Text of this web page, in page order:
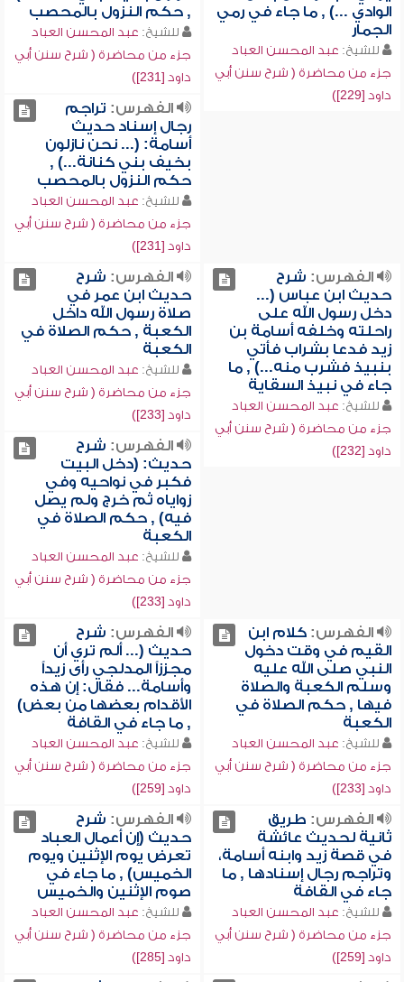
الوادي ...) , ما جاء في رمي
الجمار
للشيخ: عبد المحسن العباد
جزء من محاضرة ( شرح سنن أبي
داود [229])
, حكم النزول بالمحصب
للشيخ: عبد المحسن العباد
جزء من محاضرة ( شرح سنن أبي
داود [231])
الفهرس: تراجم
رجال إسناد حديث
أسامة: (... نحن نازلون
بخيف بني كنانة...) ,
حكم النزول بالمحصب
للشيخ: عبد المحسن العباد
جزء من محاضرة ( شرح سنن أبي
داود [231])
الفهرس: شرح
حديث ابن عباس (...
دخل رسول الله على
راحلته وخلفه أسامة بن
زيد فدعا بشراب فأتي
بنبيذ فشرب منه...) , ما
جاء في نبيذ السقاية
للشيخ: عبد المحسن العباد
جزء من محاضرة ( شرح سنن أبي
داود [232])
الفهرس: شرح
حديث ابن عمر في
صلاة رسول الله داخل
الكعبة , حكم الصلاة في
الكعبة
للشيخ: عبد المحسن العباد
جزء من محاضرة ( شرح سنن أبي
داود [233])
الفهرس: شرح
حديث: (دخل البيت
فكبر في نواحيه وفي
زواياه ثم خرج ولم يصل
فيه) , حكم الصلاة في
الكعبة
للشيخ: عبد المحسن العباد
جزء من محاضرة ( شرح سنن أبي
داود [233])
الفهرس:كلام ابن
القيم في وقت دخول
النبي صلى الله عليه
وسلم الكعبة والصلاة
فيها , حكم الصلاة في
الكعبة
للشيخ: عبد المحسن العباد
جزء من محاضرة ( شرح سنن أبي
داود [233])
الفهرس: شرح
حديث (... ألم تري أن
مجززاً المدلجي رأى زيداً
وأسامة... فقال: إن هذه
الأقدام بعضها من بعض)
, ما جاء في القافة
للشيخ: عبد المحسن العباد
جزء من محاضرة ( شرح سنن أبي
داود [259])
الفهرس: طريق
ثانية لحديث عائشة
في قصة زيد وابنه أسامة،
وتراجم رجال إسنادها , ما
جاء في القافة
للشيخ: عبد المحسن العباد
جزء من محاضرة ( شرح سنن أبي
داود [259])
الفهرس: شرح
حديث (إن أعمال العباد
تعرض يوم الإثنين ويوم
الخميس) , ما جاء في
صوم الإثنين والخميس
للشيخ: عبد المحسن العباد
جزء من محاضرة ( شرح سنن أبي
داود [285])